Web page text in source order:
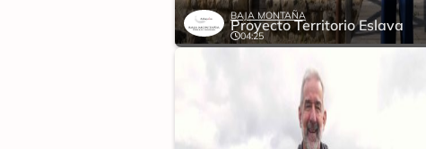
BAJA MONTAÑA
Proyecto Territorio Eslava
04:25